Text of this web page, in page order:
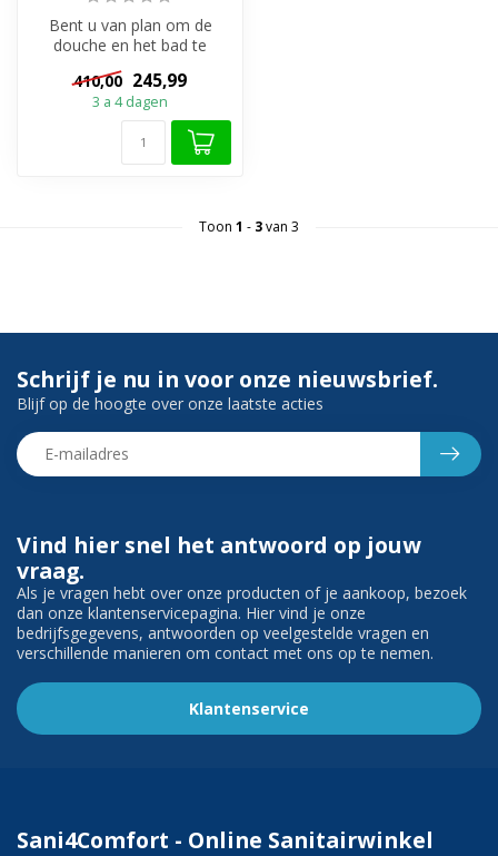
Bent u van plan om de
douche en het bad te
combineren in uw
badkamer? Dan heeft ...
410,00 245,99
3 a 4 dagen
Toon 1 - 3van 3
Vind hier snel het antwoord op jouw
vraag.
Als je vragen hebt over onze producten of je aankoop, bezoek
dan onze klantenservicepagina. Hier vind je onze
bedrijfsgegevens, antwoorden op veelgestelde vragen en
verschillende manieren om contact met ons op te nemen.
Klantenservice
Schrijf je nu in voor onze nieuwsbrief.
Blijf op de hoogte over onze laatste acties
Sani4Comfort - Online Sanitairwinkel